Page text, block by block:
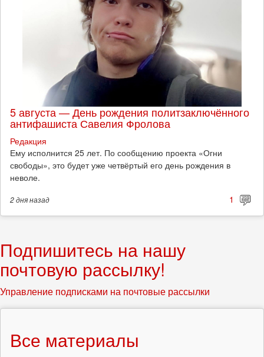
5 августа — День рождения политзаключённого
антифашиста Савелия Фролова
Редакция
Ему исполнится 25 лет. По сообщению проекта «Огни
свободы», это будет уже четвёртый его день рождения в
неволе.
2 дняназад 1
Подпишитесь на нашу
почтовую рассылку!
Управление подписками на почтовые рассылки
Все материалы